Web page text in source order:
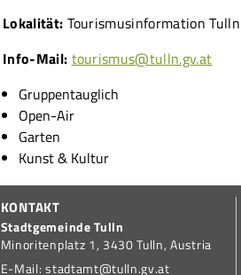
Lokalität: Tourismusinformation Tulln
Info-Mail: tourismus@tulln.gv.at
Gruppentauglich
Open-Air
Garten
Kunst & Kultur
KONTAKT
Stadtgemeinde Tulln
Minoritenplatz 1, 3430 Tulln, Austria
E-Mail: stadtamt@tulln.gv.at